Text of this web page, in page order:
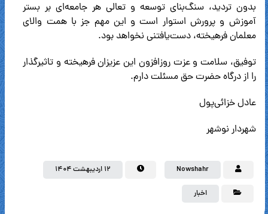
بدون تردید، سنگ‌بنای توسعه و تعالی هر جامعه‌ای بر بستر
آموزش و پرورش استوار است و این مهم جز با همت والای
معلمان فرهیخته، دست‌یافتنی نخواهد بود.
توفیق، سلامت و عزت روزافزون این عزیزان فرهیخته و تاثیرگذار
را از درگاه حضرت حق مسئلت دارم.
عادل خزائی‌پول
شهردار نوشهر
Nowshahr ۱۲ اردیبهشت ۱۴۰۴
اخبار